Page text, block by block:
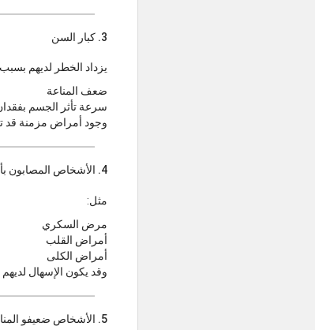
3. كبار السن
يزداد الخطر لديهم
ضعف المناعة
سرعة تأثر الجسم
وجود أمراض مزمنة قد
4. الأشخاص المصابون بأمراض مزمنة
مثل:
مرض السكري
أمراض القلب
أمراض الكلى
وقد يكون الإسهال
5. الأشخاص ضعيفو المناعة